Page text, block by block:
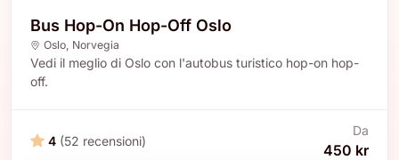
Bus Hop-On Hop-Off Oslo
Oslo, Norvegia
Vedi il meglio di Oslo con l'autobus turistico hop-on hop-
off.
4 (52 recensioni)
Da
450 kr